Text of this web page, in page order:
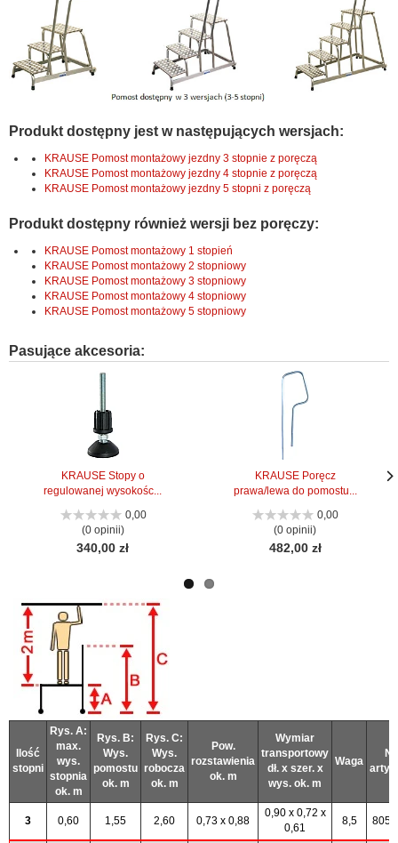
Produkt dostępny jest w następujących wersjach:
KRAUSE Pomost montażowy jezdny 3 stopnie z poręczą
KRAUSE Pomost montażowy jezdny 4 stopnie z poręczą
KRAUSE Pomost montażowy jezdny 5 stopni z poręczą
Produkt dostępny również wersji bez poręczy:
KRAUSE Pomost montażowy 1 stopień
KRAUSE Pomost montażowy 2 stopniowy
KRAUSE Pomost montażowy 3 stopniowy
KRAUSE Pomost montażowy 4 stopniowy
KRAUSE Pomost montażowy 5 stopniowy
Pasujące akcesoria:
KRAUSE Stopy o
regulowanej wysokośc...
0,00
(0 opinii)
340,00 zł
KRAUSE Poręcz
prawa/lewa do pomostu...
0,00
(0 opinii)
482,00 zł
Ilość
stopni
Rys. A:
max.
wys.
stopnia
ok. m
Rys. B:
Wys.
pomostu
ok. m
Rys. C:
Wys.
robocza
ok. m
Pow.
rozstawienia
ok. m
Wymiar
transportowy
dł. x szer. x
wys. ok. m
Waga
Nr
3 0,60 1,55 2,60 0,73 x 0,88
0,90 x 0,72 x
0,61
8,5